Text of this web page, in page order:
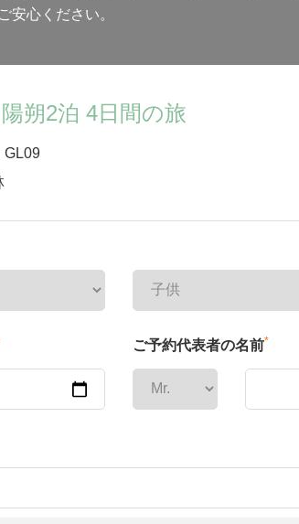
安心ください。
朔2泊 4日間の旅
GL09
ご予約代表者の名前*